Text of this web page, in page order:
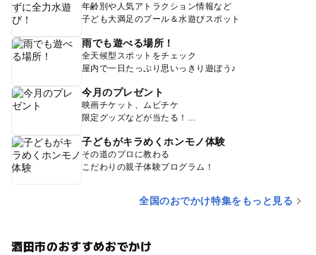
年齢別や人気アトラクション情報など
子ども大満足のプール＆水遊びスポット
雨でも遊べる場所！
全天候型スポットをチェック
屋内で一日たっぷり思いっきり遊ぼう♪
今月のプレゼント
映画チケット、ムビチケ
限定グッズなどが当たる！
子どもがキラめくホンモノ体験
その道のプロに教わる
こだわりの親子体験プログラム！
全国のおでかけ特集をもっと見る
酒田市のおすすめおでかけ